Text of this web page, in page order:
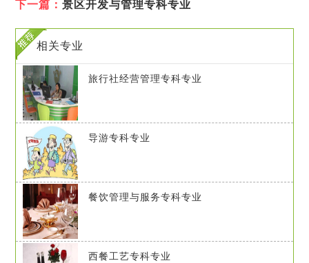
下一篇：景区开发与管理专科专业
相关专业
旅行社经营管理专科专业
导游专科专业
餐饮管理与服务专科专业
西餐工艺专科专业